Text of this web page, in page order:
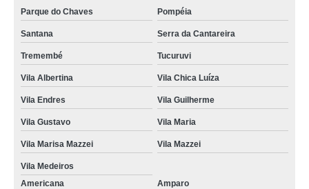
Parque do Chaves Pompéia
Santana Serra da Cantareira
Tremembé Tucuruvi
Vila Albertina Vila Chica Luíza
Vila Endres Vila Guilherme
Vila Gustavo Vila Maria
Vila Marisa Mazzei Vila Mazzei
Vila Medeiros
Americana
Amparo